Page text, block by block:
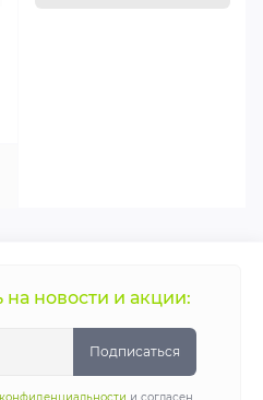
новости и акции:
Подписаться